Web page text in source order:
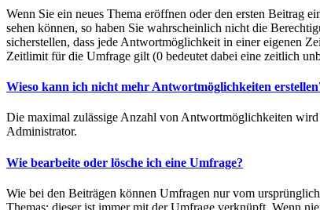
Wenn Sie ein neues Thema eröffnen oder den ersten Beitrag
sehen können, so haben Sie wahrscheinlich nicht die
sicherstellen, dass jede Antwortmöglichkeit in einer eigenen
Zeitlimit für die Umfrage gilt (0 bedeutet dabei eine zeitlich
Wieso kann ich nicht mehr Antwortmöglichkeiten
Die maximal zulässige Anzahl von Antwortmöglichkeiten
Administrator.
Wie bearbeite oder lösche ich eine Umfrage?
Wie bei den Beiträgen können Umfragen nur vom
Themas; dieser ist immer mit der Umfrage verknüpft. Wenn